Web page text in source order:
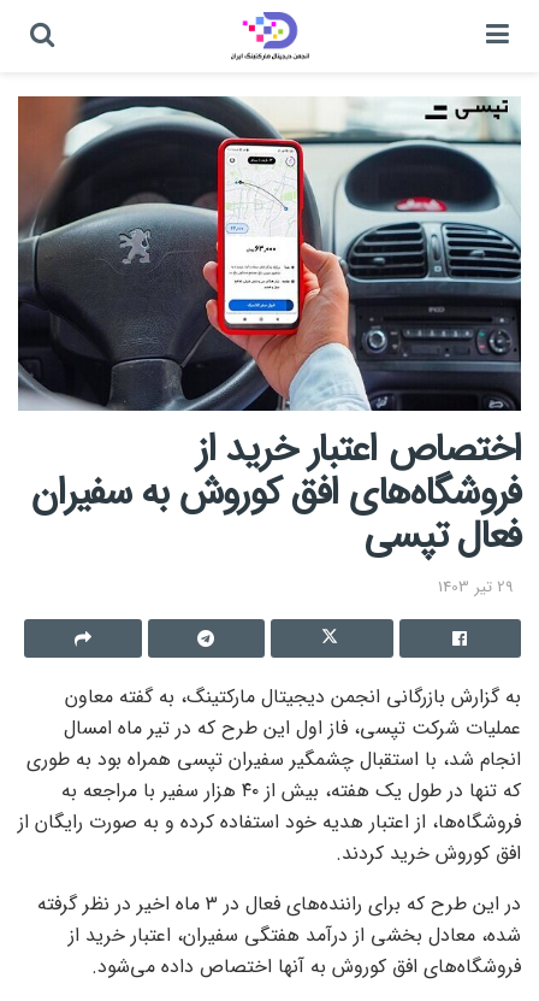
اختصاص اعتبار خرید از
فروشگاه‌های افق کوروش به سفیران
فعال تپسی
29 تیر 1403
به گزارش بازرگانی انجمن دیجیتال مارکتینگ، به گفته معاون
عملیات شرکت تپسی، فاز اول این طرح که در تیر ماه امسال
انجام شد، با استقبال چشمگیر سفیران تپسی همراه بود به طوری
که تنها در طول یک هفته، بیش از ۴۰ هزار سفیر با مراجعه به
فروشگاه‌ها، از اعتبار هدیه خود استفاده کرده و به صورت رایگان از
افق کوروش خرید کردند.
در این طرح که برای راننده‌های فعال در ۳ ماه اخیر در نظر گرفته
شده، معادل بخشی از درآمد هفتگی سفیران، اعتبار خرید از
فروشگاه‌های افق کوروش به آنها اختصاص داده می‌شود.